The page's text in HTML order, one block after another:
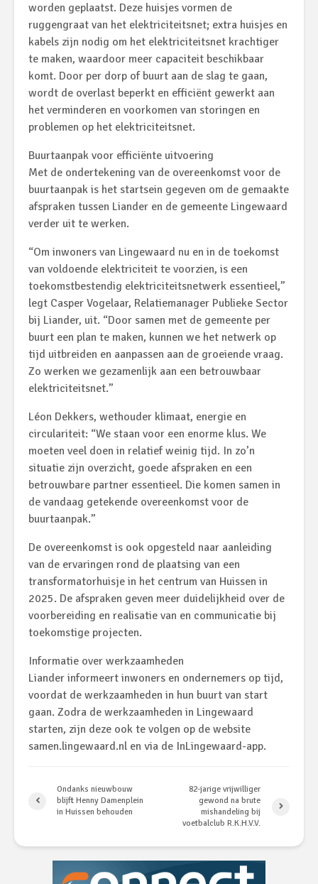
worden geplaatst. Deze huisjes vormen de
ruggengraat van het elektriciteitsnet; extra huisjes en
kabels zijn nodig om het elektriciteitsnet krachtiger
te maken, waardoor meer capaciteit beschikbaar
komt. Door per dorp of buurt aan de slag te gaan,
wordt de overlast beperkt en efficiënt gewerkt aan
het verminderen en voorkomen van storingen en
problemen op het elektriciteitsnet.
Buurtaanpak voor efficiënte uitvoering
Met de ondertekening van de overeenkomst voor de
buurtaanpak is het startsein gegeven om de gemaakte
afspraken tussen Liander en de gemeente Lingewaard
verder uit te werken.
“Om inwoners van Lingewaard nu en in de toekomst
van voldoende elektriciteit te voorzien, is een
toekomstbestendig elektriciteitsnetwerk essentieel,”
legt Casper Vogelaar, Relatiemanager Publieke Sector
bij Liander, uit. “Door samen met de gemeente per
buurt een plan te maken, kunnen we het netwerk op
tijd uitbreiden en aanpassen aan de groeiende vraag.
Zo werken we gezamenlijk aan een betrouwbaar
elektriciteitsnet.”
Léon Dekkers, wethouder klimaat, energie en
circulariteit: “We staan voor een enorme klus. We
moeten veel doen in relatief weinig tijd. In zo’n
situatie zijn overzicht, goede afspraken en een
betrouwbare partner essentieel. Die komen samen in
de vandaag getekende overeenkomst voor de
buurtaanpak.”
De overeenkomst is ook opgesteld naar aanleiding
van de ervaringen rond de plaatsing van een
transformatorhuisje in het centrum van Huissen in
2025. De afspraken geven meer duidelijkheid over de
voorbereiding en realisatie van en communicatie bij
toekomstige projecten.
Informatie over werkzaamheden
Liander informeert inwoners en ondernemers op tijd,
voordat de werkzaamheden in hun buurt van start
gaan. Zodra de werkzaamheden in Lingewaard
starten, zijn deze ook te volgen op de website
samen.lingewaard.nl en via de InLingewaard-app.
Ondanks nieuwbouw
blijft Henny Damenplein
in Huissen behouden
82-jarige vrijwilliger
gewond na brute
mishandeling bij
voetbalclub R.K.H.V.V.